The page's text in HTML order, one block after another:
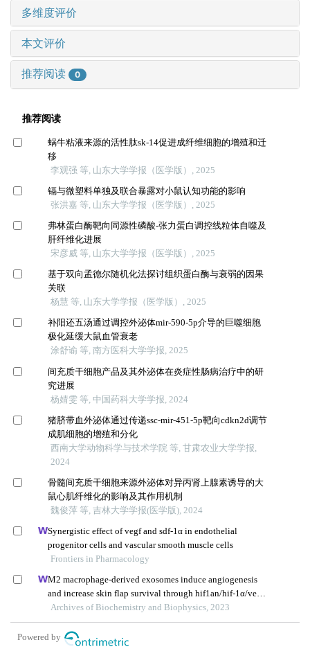
多维度评价
本文评价
推荐阅读 0